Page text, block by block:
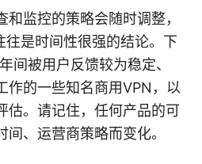
监控的策略会随时调整，
往是时间性很强的结论。下
被用户反馈较为稳定、
作的一些知名商用VPN，以
估。请记住，任何产品的可
、运营商策略而变化。